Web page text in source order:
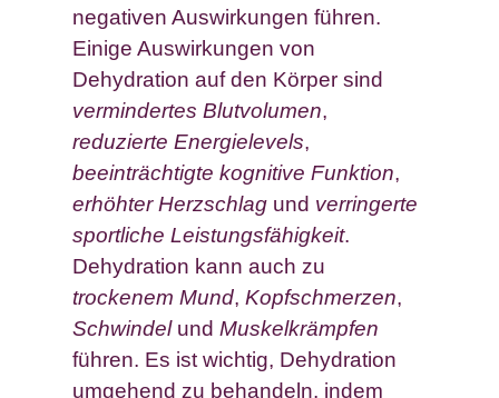
negativen Auswirkungen führen.
Einige Auswirkungen von
Dehydration auf den Körper sind
vermindertes Blutvolumen,
reduzierte Energielevels,
beeinträchtigte kognitive Funktion,
erhöhter Herzschlagund verringerte
sportliche Leistungsfähigkeit.
Dehydration kann auch zu
trockenem Mund, Kopfschmerzen,
Schwindelund Muskelkrämpfen
führen. Es ist wichtig, Dehydration
umgehend zu behandeln, indem